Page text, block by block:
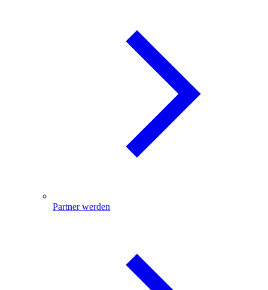
Partner werden